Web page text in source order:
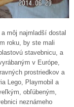
môj najmladší dostal
roku, by ste mali
stavebnicu, a
v Európe,
prostriedkov a
Lego, Playmobil a
obľúbeným,
neznámeho